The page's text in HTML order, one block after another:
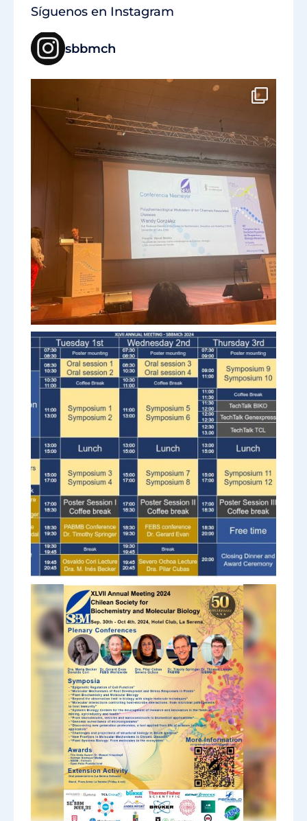
Síguenos en Instagram
sbbmch